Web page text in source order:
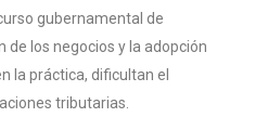
gubernamental de
los negocios y la adopción
la práctica, dificultan el
tributarias.